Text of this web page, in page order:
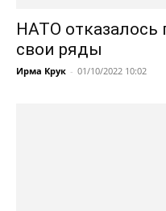
НАТО отказалось
свои ряды
Ирма Крук - 01/10/2022 10:02